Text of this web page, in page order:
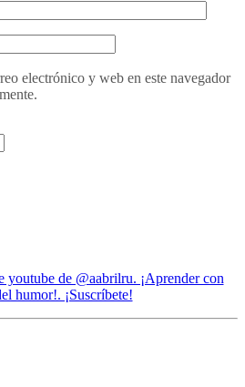
electrónico y web en este navegador